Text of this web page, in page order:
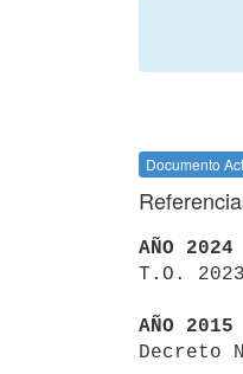
Documento
AÑO 2024
T.O.
AÑO 2015
Decreto